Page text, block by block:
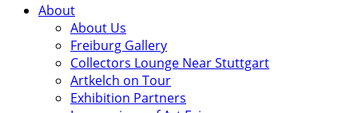
About
About Us
Freiburg Gallery
Collectors Lounge Near Stuttgart
Artkelch on Tour
Exhibition Partners